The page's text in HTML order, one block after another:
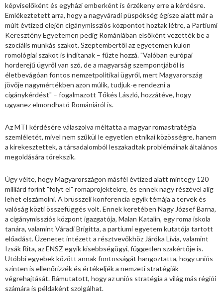
képviselőként és egyházi emberként is érzékeny erre a kérdésre.
Emlékeztetett arra, hogy a nagyváradi püspökség égisze alatt már a
múlt évtized elején cigánymissziós központot hoztak létre, a Partiumi
Keresztény Egyetemen pedig Romániában elsőként vezették be a
szociális munkás szakot. Szeptembertől az egyetemen külön
romológiai szakot is indítanak – fűzte hozzá. "Valóban európai
horderejű ügyről van szó, de a magyarság szempontjából is
életbevágóan fontos nemzetpolitikai ügyről, mert Magyarország
jövője nagymértékben azon múlik, tudjuk-e rendezni a
cigánykérdést" – fogalmazott Tőkés László, hozzátéve, hogy
ugyanez elmondható Romániáról is.
Az MTI kérdésére válaszolva méltatta a magyar romastratégia
szemléletét, mivel nem szűkül le egyetlen etnikai közösségre, hanem
a kirekesztettek, a társadalomból leszakadtak problémáinak általános
megoldására törekszik.
Úgy vélte, hogy Magyarországon másfél évtized alatt mintegy 120
milliárd forint "folyt el" romaprojektekre, és ennek nagy részével alig
lehet elszámolni. A brüsszeli konferencia egyik témája a tervek és
valóság közti összefüggés volt. Ennek keretében Nagy József Barna,
a cigánymissziós központ igazgatója, Malan Katalin, egy roma iskola
tanára, valamint Váradi Brigitta, a partiumi egyetem kutatója tartott
előadást. Üzenetet intézett a résztvevőkhöz Járóka Lívia, valamint
Izsák Rita, az ENSZ egyik kisebbségügyi, független szakértője is.
Utóbbi egyebek között annak fontosságát hangoztatta, hogy uniós
szinten is ellenőrizzék és értékeljék a nemzeti stratégiák
végrehajtását. Rámutatott, hogy az uniós stratégia a világ más régiói
számára is példaként szolgálhat.